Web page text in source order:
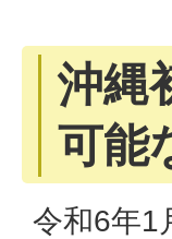
沖縄
可能
令和6年1